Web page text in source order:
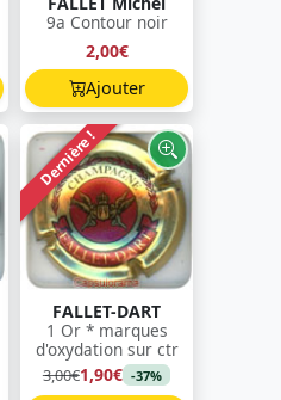
9a Contour noir
2,00€
Ajouter
Dernière !
FALLET-DART
1 Or * marques
d'oxydation sur ctr
3,00€1,90€ -37%